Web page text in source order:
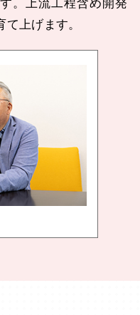
。上流工程含め開発
上げます。